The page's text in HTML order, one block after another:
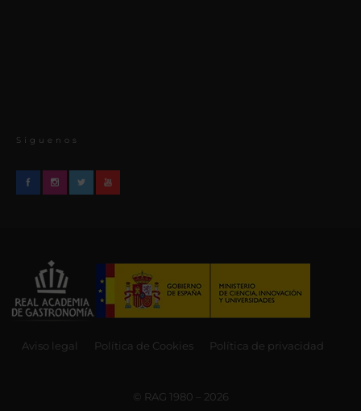
Síguenos
Aviso legal Política de Cookies Política de privacidad
© RAG 1980 – 2026